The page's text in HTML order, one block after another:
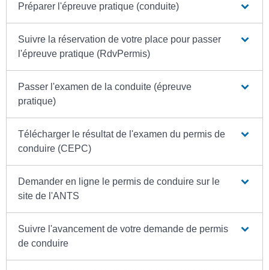
Préparer l'épreuve pratique (conduite)
Suivre la réservation de votre place pour passer
l'épreuve pratique (RdvPermis)
Passer l'examen de la conduite (épreuve
pratique)
Télécharger le résultat de l'examen du permis de
conduire (CEPC)
Demander en ligne le permis de conduire sur le
site de l'ANTS
Suivre l'avancement de votre demande de permis
de conduire